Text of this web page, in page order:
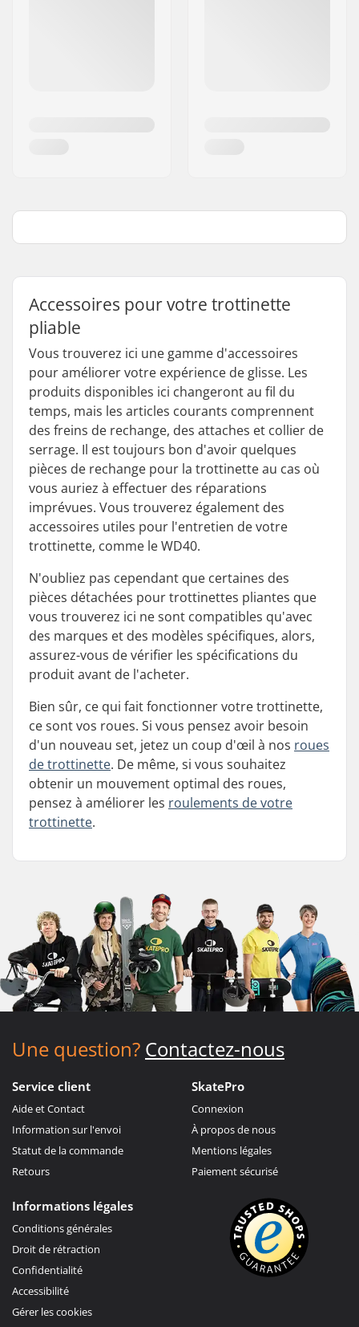
Accessoires pour votre trottinette
pliable
Vous trouverez ici une gamme d'accessoires
pour améliorer votre expérience de glisse. Les
produits disponibles ici changeront au fil du
temps, mais les articles courants comprennent
des freins de rechange, des attaches et collier de
serrage. Il est toujours bon d'avoir quelques
pièces de rechange pour la trottinette au cas où
vous auriez à effectuer des réparations
imprévues. Vous trouverez également des
accessoires utiles pour l'entretien de votre
trottinette, comme le WD40.
N'oubliez pas cependant que certaines des
pièces détachées pour trottinettes pliantes que
vous trouverez ici ne sont compatibles qu'avec
des marques et des modèles spécifiques, alors,
assurez-vous de vérifier les spécifications du
produit avant de l'acheter.
Bien sûr, ce qui fait fonctionner votre trottinette,
ce sont vos roues. Si vous pensez avoir besoin
d'un nouveau set, jetez un coup d'œil à nos roues
de trottinette. De même, si vous souhaitez
obtenir un mouvement optimal des roues,
pensez à améliorer les roulements de votre
trottinette.
Une question? Contactez-nous
Service client
Aide et Contact
Information sur l'envoi
Statut de la commande
Retours
SkatePro
Connexion
À propos de nous
Mentions légales
Paiement sécurisé
Informations légales
Conditions générales
Droit de rétraction
Confidentialité
Accessibilité
Gérer les cookies